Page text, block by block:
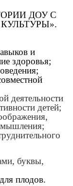
ДОУ С
и
здоровья;
деятельности
детей;
мышления;
буквы,
плодов.